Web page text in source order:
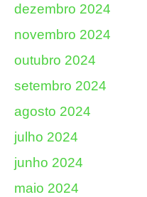
dezembro 2024
novembro 2024
outubro 2024
setembro 2024
agosto 2024
julho 2024
junho 2024
maio 2024